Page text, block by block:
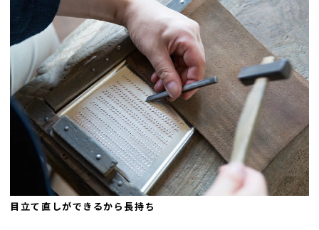
目立て直しができるから長持ち